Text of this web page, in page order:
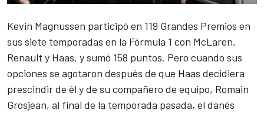
Kevin Magnussen participó en 119 Grandes Premios en
sus siete temporadas en la Fórmula 1 con McLaren,
Renault y Haas, y sumó 158 puntos. Pero cuando sus
opciones se agotaron después de que Haas decidiera
prescindir de él y de su compañero de equipo, Romain
Grosjean, al final de la temporada pasada, el danés